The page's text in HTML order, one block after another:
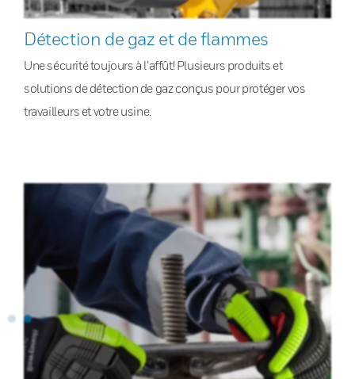
Détection de gaz et de flammes
Une sécurité toujours à l’affût! Plusieurs produits et
solutions de détection de gaz conçus pour protéger vos
travailleurs et votre usine.